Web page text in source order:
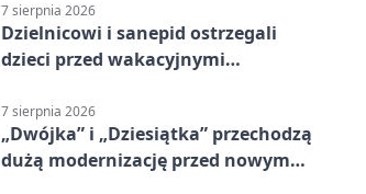
7 sierpnia 2026
Dzielnicowi i sanepid ostrzegali
dzieci przed wakacyjnymi
7 sierpnia 2026
„Dwójka” i „Dziesiątka” przechodzą
dużą modernizację przed nowym